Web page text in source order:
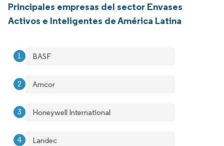
Principales empresas del sector Envases
Activos e Inteligentes de América Latina
BASF
Amcor
Honeywell International
Landec